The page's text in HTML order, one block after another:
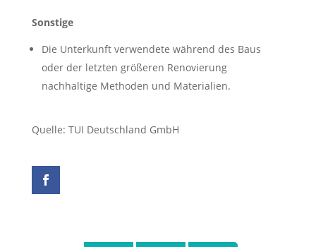
Sonstige
Die Unterkunft verwendete während des Baus
oder der letzten größeren Renovierung
nachhaltige Methoden und Materialien.
Quelle: TUI Deutschland GmbH